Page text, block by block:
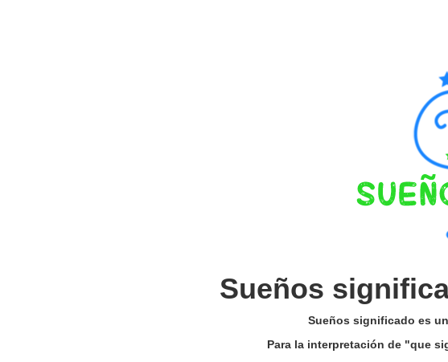
Sueños
Sueños significado es
Para la interpretación de "que